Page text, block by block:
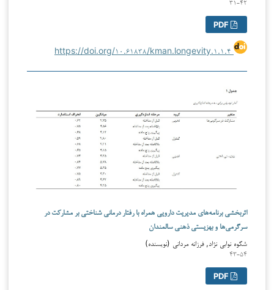
۳۱-۴۲
https://doi.org/۱۰.۶۱۸۳۸/kman.longevity.۱.۱.۴
اثربخشی برنامه‌های مدیریت دارویی همراه با رفتار درمانی شناختی بر مشارکت در
سرگرمی‌ها و بهزیستی ذهنی سالمندان
شکوه نوابی نژاد, فرزانه مردانی (نویسنده)
۴۳-۵۴